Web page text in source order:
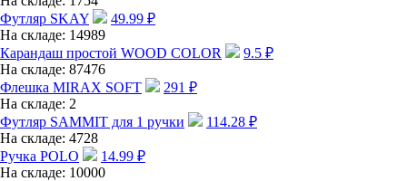
Футляр SKAY
49.99 ₽
На складе: 14989
Карандаш простой WOOD COLOR
9.5 ₽
На складе: 87476
Флешка MIRAX SOFT
291 ₽
На складе: 2
Футляр SAMMIT для 1 ручки
114.28 ₽
На складе: 4728
Ручка POLO
14.99 ₽
На складе: 10000